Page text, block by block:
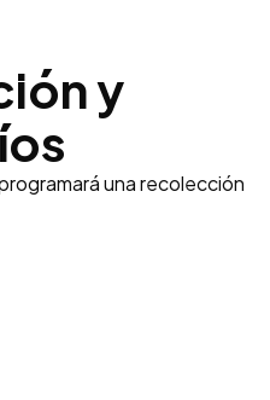
y
una recolección